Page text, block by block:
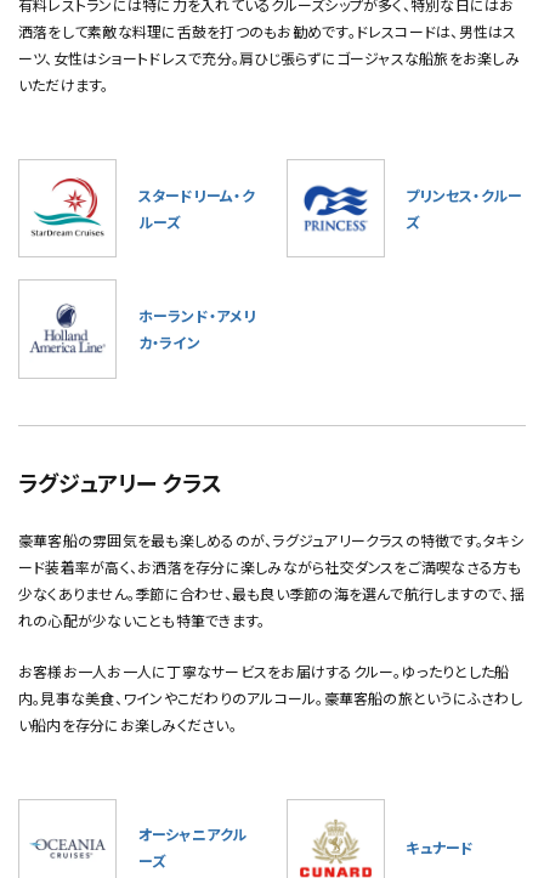
有料レストランには特に力を入れているクルーズシップが多く、特別な日にはお
洒落をして素敵な料理に舌鼓を打つのもお勧めです。ドレスコードは、男性はス
ーツ、女性はショートドレスで充分。肩ひじ張らずにゴージャスな船旅をお楽しみ
いただけます。
スタードリーム・ク
ルーズ
プリンセス・クルー
ズ
ホーランド・アメリ
カ・ライン
ラグジュアリー クラス
豪華客船の雰囲気を最も楽しめるのが、ラグジュアリークラスの特徴です。タキシ
ード装着率が高く、お洒落を存分に楽しみながら社交ダンスをご満喫なさる方も
少なくありません。季節に合わせ、最も良い季節の海を選んで航行しますので、揺
れの心配が少ないことも特筆できます。
お客様お一人お一人に丁寧なサービスをお届けするクルー。ゆったりとした船
内。見事な美食、ワインやこだわりのアルコール。豪華客船の旅というにふさわし
い船内を存分にお楽しみください。
オーシャニアクル
ーズ
キュナード